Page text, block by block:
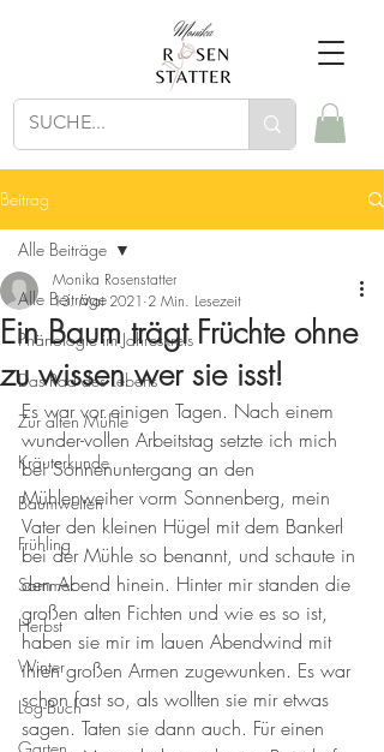
Beitrag
Alle Beiträge
Phänologie im Jahreskreis
Das Rad des Lebens
Zur alten Mühle
Kräuterkunde
Baumwelten
Frühling
Sommer
Herbst
Winter
Log-Buch
Alle Beiträge
Ein Baum trägt Früchte ohne
zu wissen wer sie isst!
Monika Rosenstatter
13. Mai 2021 2 Min. Lesezeit
Es war vor einigen Tagen. Nach einem
wunder-vollen Arbeitstag setzte ich mich
bei Sonnenuntergang an den
Mühlenweiher vorm Sonnenberg, mein
Vater den kleinen Hügel mit dem Bankerl
bei der Mühle so benannt, und schaute in
den Abend hinein. Hinter mir standen die
großen alten Fichten und wie es so ist,
haben sie mir im lauen Abendwind mit
ihren großen Armen zugewunken. Es war
schon fast so, als wollten sie mir etwas
sagen. Taten sie dann auch. Für einen